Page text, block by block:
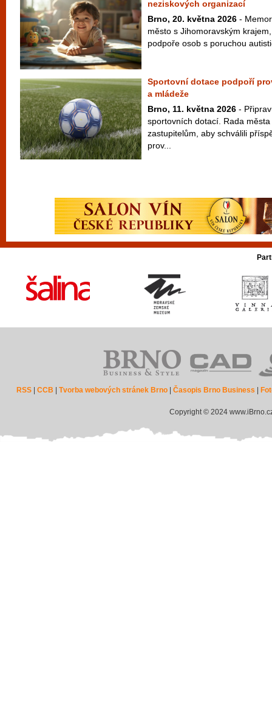
neziskových organizací
Brno, 20. května 2026 -
město s Jihomoravským
podpoře osob s poruchou
Sportovní dotace podpoří
a mládeže
Brno, 11. května 2026 -
sportovních dotací. Rada
zastupitelům, aby schválili
prov...
RSS |CCB |Tvorba webových stránek Brno |Časopis Brno Business
Copyright © 2024